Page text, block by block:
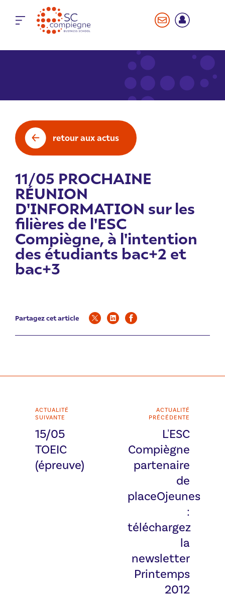
retour aux actus
11/05 PROCHAINE
RÉUNION
D'INFORMATION sur les
filières de l'ESC
Compiègne, à l'intention
des étudiants bac+2 et
bac+3
Partagez cet article
ACTUALITÉ
SUIVANTE
15/05
TOEIC
(épreuve)
ACTUALITÉ
PRÉCÉDENTE
L'ESC
Compiègne
partenaire
de
placeOjeunes
:
téléchargez
la
newsletter
Printemps
2012